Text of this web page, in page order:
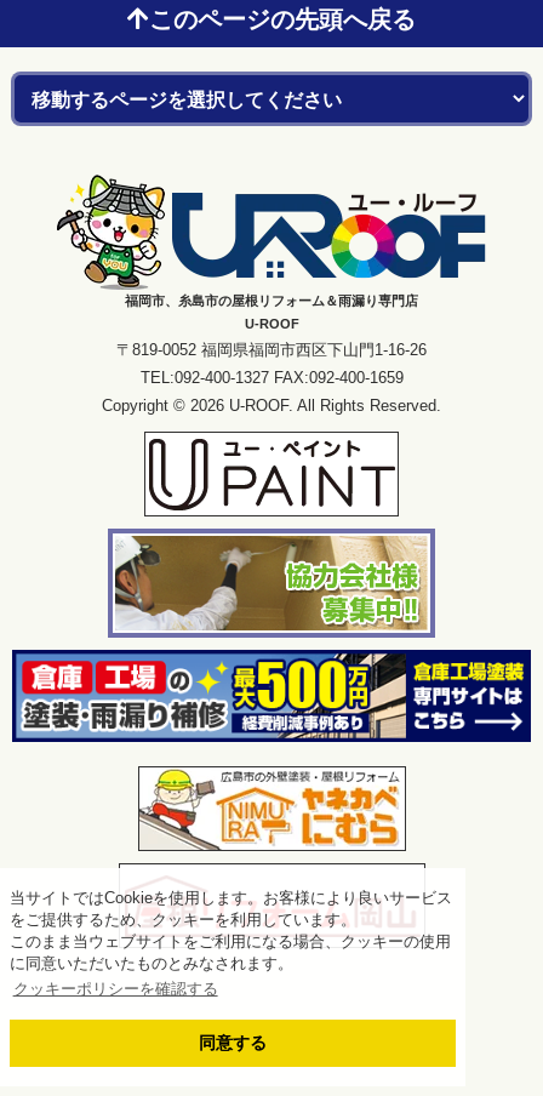
当サイトではCookieを使用します。お客様により良いサービス
をご提供するため、クッキーを利用しています。
このまま当ウェブサイトをご利用になる場合、クッキーの使用
に同意いただいたものとみなされます。
クッキーポリシーを確認する
同意する
このページの先頭へ戻る
福岡市、糸島市の屋根リフォーム＆雨漏り専門店
U-ROOF
〒819-0052 福岡県福岡市西区下山門1-16-26
TEL:092-400-1327 FAX:092-400-1659
Copyright © 2026 U-ROOF. All Rights Reserved.